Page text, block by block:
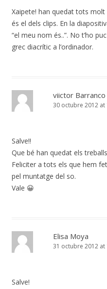
Xaipete! han quedat tots
és el dels clips. En la
“el meu nom és..”. No t’ho
grec diacrític a l’ordinador.
viictor Barranco
30 octubre 2012 at
Salve!!
Que bé han quedat els
Feliciter a tots els que hem
pel muntatge del so.
Vale 😀
Elisa Moya
31 octubre 2012 at
Salve!